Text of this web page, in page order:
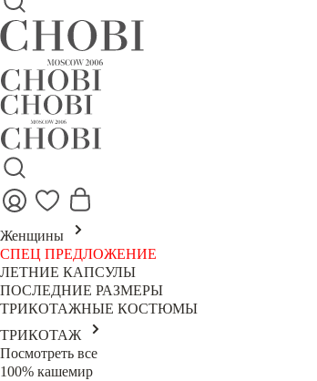
Женщины
СПЕЦ ПРЕДЛОЖЕНИЕ
ЛЕТНИЕ КАПСУЛЫ
ПОСЛЕДНИЕ РАЗМЕРЫ
ТРИКОТАЖНЫЕ КОСТЮМЫ
ТРИКОТАЖ
Посмотреть все
100% кашемир